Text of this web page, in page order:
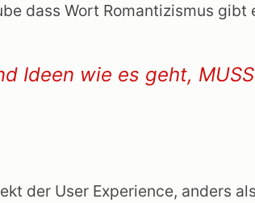
dass Wort Romantizismus gibt
Ideen wie es geht,
der User Experience, anders